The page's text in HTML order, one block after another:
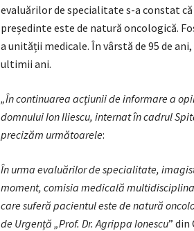
evaluărilor de specialitate s-a constat
președinte este de natură oncologică.
a unității medicale. În vârstă de 95 de
ultimii ani.
„În continuarea acțiunii de informare a
domnului Ion Iliescu, internat în cadrul
precizăm următoarele:
În urma evaluărilor de specialitate,
moment, comisia medicală
care suferă pacientul este de natură
de Urgență „Prof. Dr. Agrippa Ionescu”